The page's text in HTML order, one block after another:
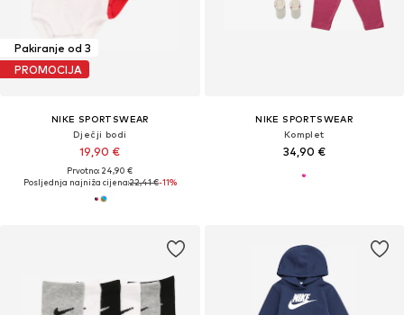
Pakiranje od 3
PROMOCIJA
NIKE SPORTSWEAR
Dječji bodi
19,90 €
Prvotno: 24,90 €
Posljednja najniža cijena:22,41 €-11%
NIKE SPORTSWEAR
Komplet
34,90 €